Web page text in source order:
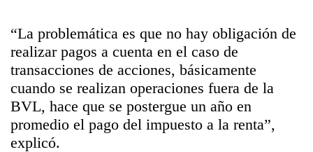
“La problemática es que no hay obligación de
realizar pagos a cuenta en el caso de
transacciones de acciones, básicamente
cuando se realizan operaciones fuera de la
BVL, hace que se postergue un año en
promedio el pago del impuesto a la renta”,
explicó.